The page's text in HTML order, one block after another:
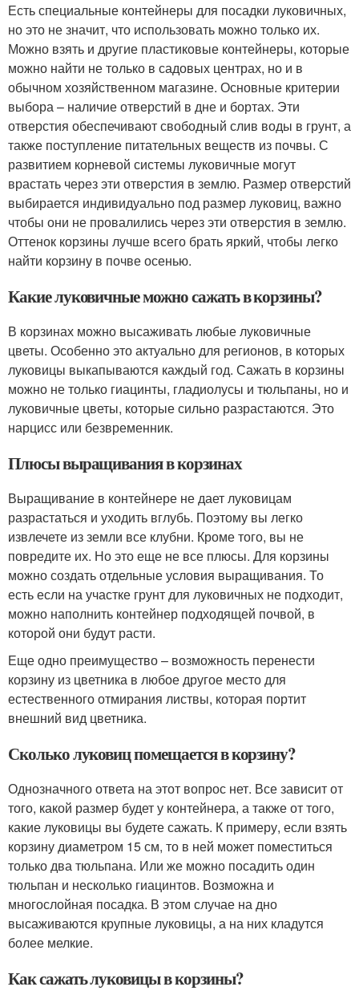
Есть специальные контейнеры для посадки луковичных,
но это не значит, что использовать можно только их.
Можно взять и другие пластиковые контейнеры, которые
можно найти не только в садовых центрах, но и в
обычном хозяйственном магазине. Основные критерии
выбора – наличие отверстий в дне и бортах. Эти
отверстия обеспечивают свободный слив воды в грунт, а
также поступление питательных веществ из почвы. С
развитием корневой системы луковичные могут
врастать через эти отверстия в землю. Размер отверстий
выбирается индивидуально под размер луковиц, важно
чтобы они не провалились через эти отверстия в землю.
Оттенок корзины лучше всего брать яркий, чтобы легко
найти корзину в почве осенью.
Какие луковичные можно сажать в корзины?
В корзинах можно высаживать любые луковичные
цветы. Особенно это актуально для регионов, в которых
луковицы выкапываются каждый год. Сажать в корзины
можно не только гиацинты, гладиолусы и тюльпаны, но и
луковичные цветы, которые сильно разрастаются. Это
нарцисс или безвременник.
Плюсы выращивания в корзинах
Выращивание в контейнере не дает луковицам
разрастаться и уходить вглубь. Поэтому вы легко
извлечете из земли все клубни. Кроме того, вы не
повредите их. Но это еще не все плюсы. Для корзины
можно создать отдельные условия выращивания. То
есть если на участке грунт для луковичных не подходит,
можно наполнить контейнер подходящей почвой, в
которой они будут расти.
Еще одно преимущество – возможность перенести
корзину из цветника в любое другое место для
естественного отмирания листвы, которая портит
внешний вид цветника.
Сколько луковиц помещается в корзину?
Однозначного ответа на этот вопрос нет. Все зависит от
того, какой размер будет у контейнера, а также от того,
какие луковицы вы будете сажать. К примеру, если взять
корзину диаметром 15 см, то в ней может поместиться
только два тюльпана. Или же можно посадить один
тюльпан и несколько гиацинтов. Возможна и
многослойная посадка. В этом случае на дно
высаживаются крупные луковицы, а на них кладутся
более мелкие.
Как сажать луковицы в корзины?